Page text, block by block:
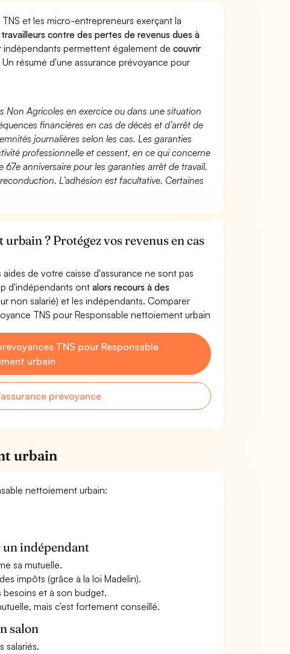
et les micro-entrepreneurs exerçant la
contre des pertes de revenus dues à
indépendants permettent également decouvrir
Un résumé d'une assurance prévoyance pour
Non Agricoles en exercice ou dans une situation
financières en cas de décès et d’arrêt de
journalières selon les cas. Les garanties
professionnelle et cessent, en ce qui concerne
anniversaire pour les garanties arrêt de travail.
L’adhésion est facultative. Certaines
? Protégez vos revenus en cas
de votre caisse d'assurance ne sont pas
d'indépendants ont alors recours à des
non salarié) et les indépendants. Comparer
TNS pour Responsable nettoiement urbain
TNS pour Responsable
urbain
prévoyance
urbain
nettoiement urbain:
indépendant
sa mutuelle.
impôts (grâce à la loi Madelin).
besoins et à son budget.
mais c’est fortement conseillé.
salon
salariés.